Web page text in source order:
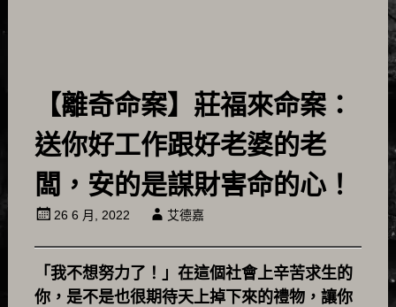
【離奇命案】莊福來命案：
送你好工作跟好老婆的老
闆，安的是謀財害命的心！
26 6 月, 2022 艾德嘉
「我不想努力了！」在這個社會上辛苦求生的
你，是不是也很期待天上掉下來的禮物，讓你